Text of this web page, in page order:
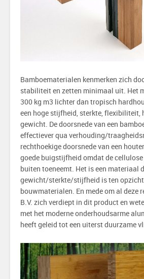
Bamboematerialen kenmerken zich
stabiliteit en zetten minimaal uit. Het
300 kg m3 lichter dan tropisch
een hoge stijfheid, sterkte, flexibiliteit,
gewicht. De doorsnede van een
effectiever qua verhouding/
rechthoekige doorsnede van een
goede buigstijfheid omdat de
buiten toeneemt. Het is een materiaal
gewicht/sterkte/stijfheid is ten
bouwmaterialen. En mede om al deze
B.V. zich verdiept in dit product en
met het moderne onderhoudsarme
heeft geleid tot een uiterst duurzame